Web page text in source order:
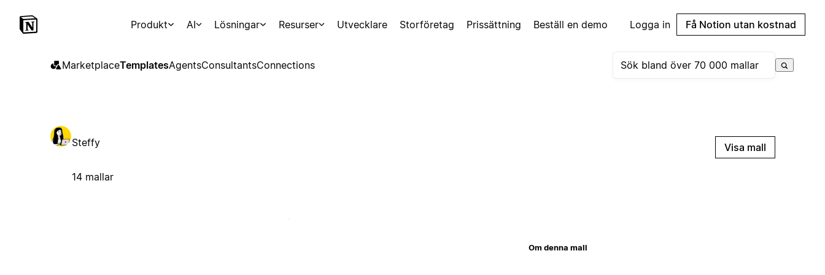
Produkt AI Lösningar Resurser Utvecklare Storföretag Prissättning Beställ en demo Logga in Få Notion utan kostnad
MarketplaceTemplatesAgentsConsultantsConnections
Steffy
14 mallar
Visa mall
Om denna mall